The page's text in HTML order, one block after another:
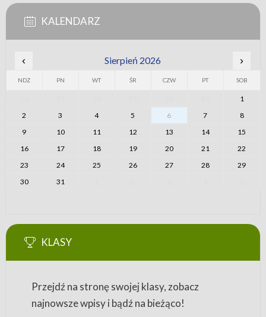
KALENDARZ
‹ Sierpień 2026 ›
NDZ PN WT ŚR CZW PT SOB
1
2
3 4 5 6 7
8
9
10 11 12 13 14
15
16
17 18 19 20 21
22
23
24 25 26 27 28
29
30
31
KLASY
Przejdź na stronę swojej klasy, zobacz
najnowsze wpisy i bądź na bieżąco!